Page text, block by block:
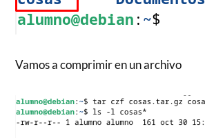
Vamos a comprimir en un archivo